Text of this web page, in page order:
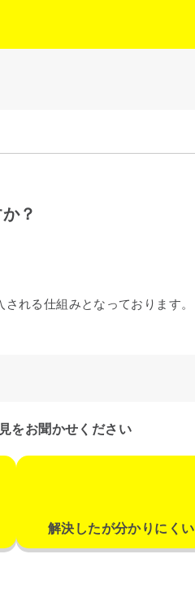
？
れる仕組みとなっております。
をお聞かせください
解決したが分かりにくい